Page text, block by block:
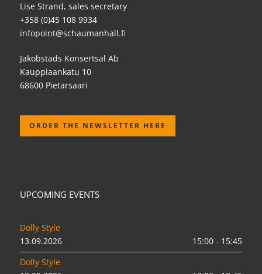
Lise Strand, sales secretary
+358 (0)45 108 9934
infopoint@schaumanhall.fi
Jakobstads Konsertsal Ab
Kauppiaankatu 10
68600 Pietarsaari
ORDER THE NEWSLETTER HERE
UPCOMING EVENTS
Dolly Style
13.09.2026
15:00 - 15:45
Dolly Style